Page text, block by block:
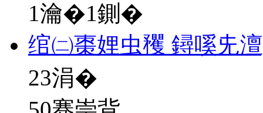
1瀹�1鍘�
绾㈡棗娌虫矡 鐞嗘兂
23涓�